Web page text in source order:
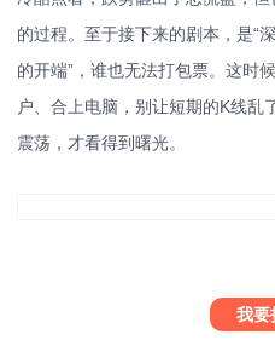
的过程。至于接下来的剧本，是“
的开端”，谁也无法打包票。这时
户、合上电脑，别让短期的K线乱
震荡，才看得到曙光。
我要